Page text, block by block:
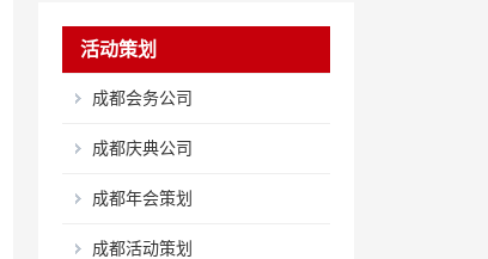
活动策划
成都会务公司
成都庆典公司
成都年会策划
成都活动策划